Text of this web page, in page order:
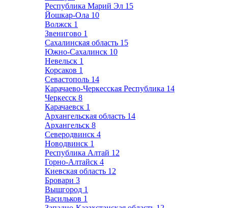
Республика Марий Эл 15
Йошкар-Ола 10
Волжск 1
Звенигово 1
Сахалинская область 15
Южно-Сахалинск 10
Невельск 1
Корсаков 1
Севастополь 14
Карачаево-Черкесская Республика 14
Черкесск 8
Карачаевск 1
Архангельская область 14
Архангельск 8
Северодвинск 4
Новодвинск 1
Республика Алтай 12
Горно-Алтайск 4
Киевская область 12
Бровари 3
Вышгород 1
Васильков 1